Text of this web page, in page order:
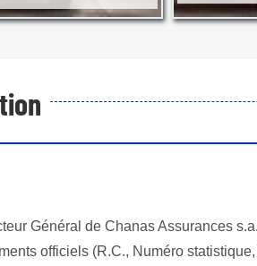
Général de Chanas Assurances s.a.
officiels (R.C., Numéro